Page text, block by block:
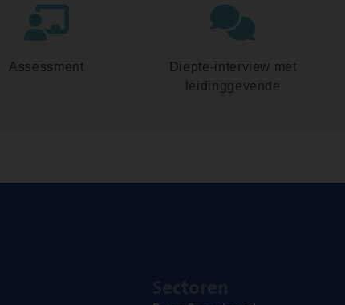
Assessment
Diepte-interview met
leidinggevende